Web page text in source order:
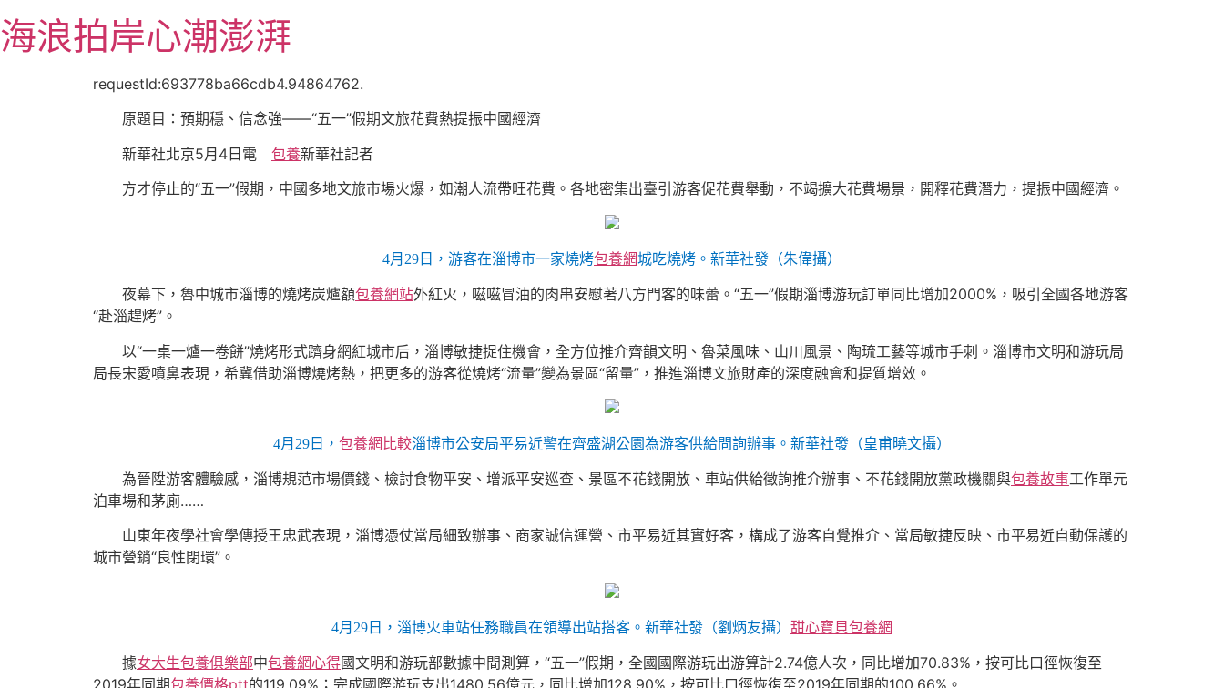
至
主海浪拍岸心潮澎湃
requestId:693778ba66cdb4.94864762.
原題目：預期穩、信念強——“五一”假期文旅花費熱提振中國經濟
新華社北京5月4日電 包養新華社記者
方才停止的“五一”假期，中國多地文旅市場火爆，如潮人流帶旺花費。各地密集出臺引游客促花費舉動，不竭擴大花費場景，開釋花費潛力，提振中國經濟。
4月29日，游客在淄博市一家燒烤包養網城吃燒烤。新華社發（朱偉攝）
夜幕下，魯中城市淄博的燒烤炭爐額包養網站外紅火，嗞嗞冒油的肉串安慰著八方門客的味蕾。“五一”假期淄博游玩訂單同比增加2000%，吸引全國各地游客
“赴淄趕烤”。
以“一桌一爐一卷餅”燒烤形式躋身網紅城市后，淄博敏捷捉住機會，全方位推介齊韻文明、魯菜風味、山川風景、陶琉工藝等城市手刺。淄博市文明和游玩局
局長宋愛噴鼻表現，希冀借助淄博燒烤熱，把更多的游客從燒烤“流量”變為景區“留量”，推進淄博文旅財產的深度融會和提質增效。
4月29日， 包養網比較淄博市公安局平易近警在齊盛湖公園為游客供給問詢辦事。新華社發（皇甫曉文攝）
為晉陞游客體驗感，淄博規范市場價錢、檢討食物平安、增派平安巡查、景區不花錢開放、車站供給徵詢推介辦事、不花錢開放黨政機關與包養故事工作單元
泊車場和茅廁……
山東年夜學社會學傳授王忠武表現，淄博憑仗當局細致辦事、商家誠信運營、市平易近其實好客，構成了游客自覺推介、當局敏捷反映、市平易近自動保護的
城市營銷“良性閉環”。
4月29日，淄博火車站任務職員在領導出站搭客。新華社發（劉炳友攝） 甜心寶貝包養網
據女大生包養俱樂部中包養網心得國文明和游玩部數據中間測算，“五一”假期，全國國際游玩出游算計2.74億人次，同比增加70.83%，按可比口徑恢復至